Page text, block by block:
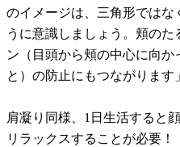
のイメージは、三角形ではな
うに意識しましょう。頬の
ン（目頭から頬の中心に向か
と）の防止にもつながります」
肩凝り同様、1日生活すると
リラックスすることが必要